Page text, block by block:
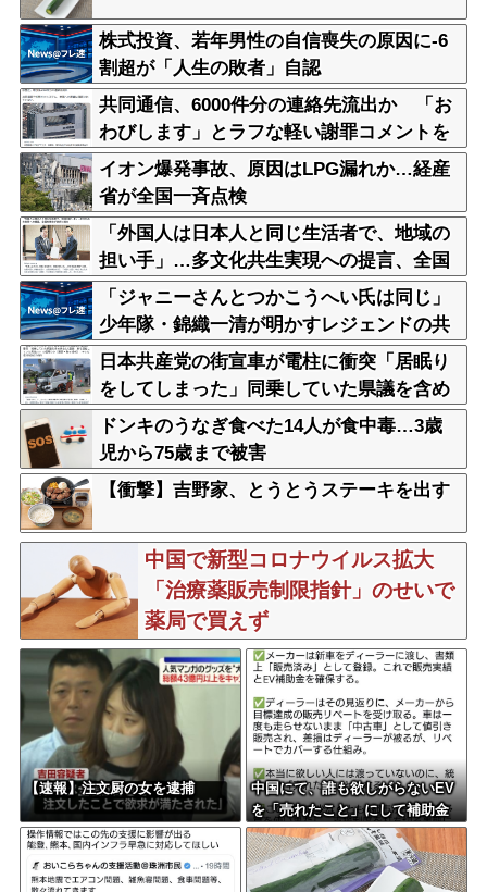
株式投資、若年男性の自信喪失の原因に-6
割超が「人生の敗者」自認
共同通信、6000件分の連絡先流出か 「お
わびします」とラフな軽い謝罪コメントを
発表
イオン爆発事故、原因はLPG漏れか…経産
省が全国一斉点検
「外国人は日本人と同じ生活者で、地域の
担い手」…多文化共生実現への提言、全国
知事会が政府に提出
「ジャニーさんとつかこうへい氏は同じ」
少年隊・錦織一清が明かすレジェンドの共
通点と我流の演出論
日本共産党の街宣車が電柱に衝突「居眠り
をしてしまった」同乗していた県議を含め
男女3人重傷
ドンキのうなぎ食べた14人が食中毒…3歳
児から75歳まで被害
【衝撃】吉野家、とうとうステーキを出す
中国で新型コロナウイルス拡大
「治療薬販売制限指針」のせいで
薬局で買えず
【速報】注文厨の女を逮捕
中国にて、誰も欲しがらないEV
を「売れたこと」にして補助金
を騙し取る事案が横行。販売実
績水増し